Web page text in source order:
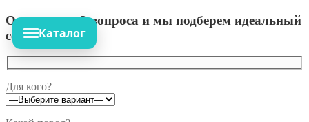
Ответьте на 3 вопроса и мы подберем идеальный
сет!
Для кого?
Каталог